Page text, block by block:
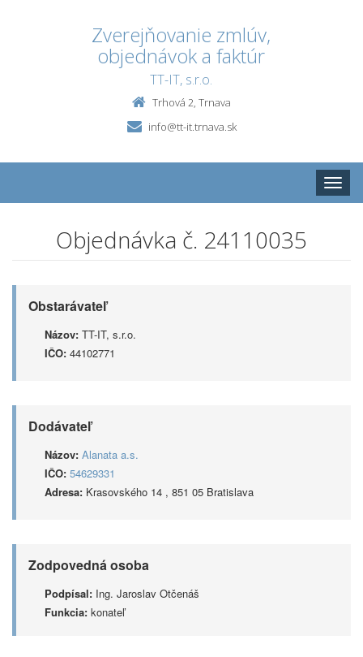
Zverejňovanie zmlúv,
objednávok a faktúr
TT-IT, s.r.o.
Trhová 2, Trnava
info@tt-it.trnava.sk
Toggle
Objednávka č. 24110035
Obstarávateľ
Názov: TT-IT, s.r.o.
IČO: 44102771
Dodávateľ
Názov: Alanata a.s.
IČO: 54629331
Adresa: Krasovského 14 , 851 05 Bratislava
Zodpovedná osoba
Podpísal: Ing. Jaroslav Otčenáš
Funkcia: konateľ